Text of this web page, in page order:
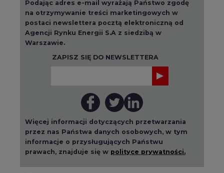
Podając adres e-mail wyrażają Państwo zgodę
na otrzymywanie treści marketingowych w
postaci newslettera pocztą elektroniczną od
Agencji Rynku Energii S.A z siedzibą w
Warszawie.
ZAPISZ SIĘ DO NEWSLETTERA
Więcej informacji dotyczących przetwarzania
przez nas Państwa danych osobowych, w tym
informacje o przysługujących Państwu
prawach, znajduje się w polityce prywatności.